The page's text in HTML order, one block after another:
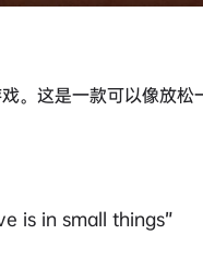
这是一款可以像放松
is in small things”